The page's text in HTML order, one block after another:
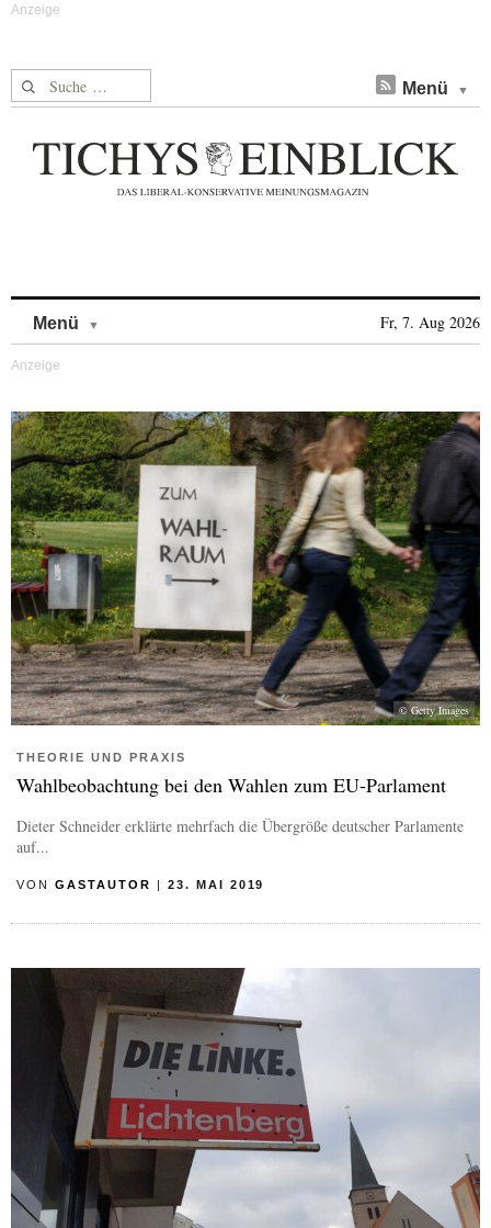
Suche nach: Menü
Menü Fr, 7. Aug 2026
© Getty Images
THEORIE UND PRAXIS
Wahlbeobachtung bei den Wahlen zum EU-Parlament
Dieter Schneider erklärte mehrfach die Übergröße deutscher Parlamente
auf...
VON GASTAUTOR | 23. MAI 2019